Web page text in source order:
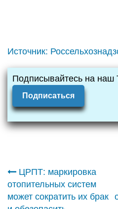
Источник:
Подписывайтесь на наш
Подписаться
Навигация
по
ЦРПТ: маркировка
отопительных систем
может сократить их брак